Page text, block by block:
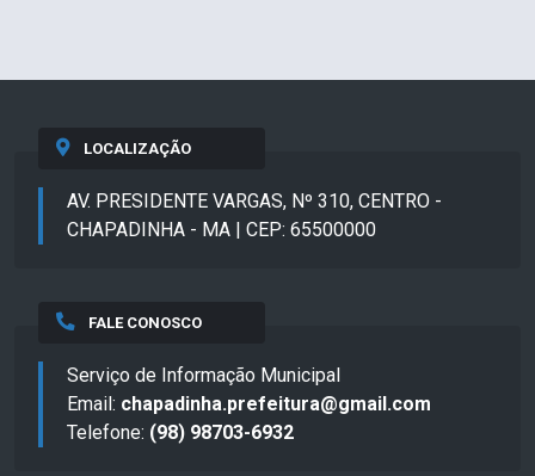
LOCALIZAÇÃO
AV. PRESIDENTE VARGAS, Nº 310, CENTRO -
CHAPADINHA - MA | CEP: 65500000
FALE CONOSCO
Serviço de Informação Municipal
Email: chapadinha.prefeitura@gmail.com
Telefone: (98) 98703-6932